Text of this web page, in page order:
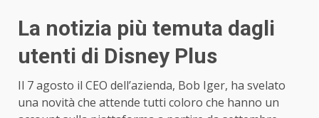
La notizia più temuta dagli
utenti di Disney Plus
Il 7 agosto il CEO dell’azienda, Bob Iger, ha svelato
una novità che attende tutti coloro che hanno un